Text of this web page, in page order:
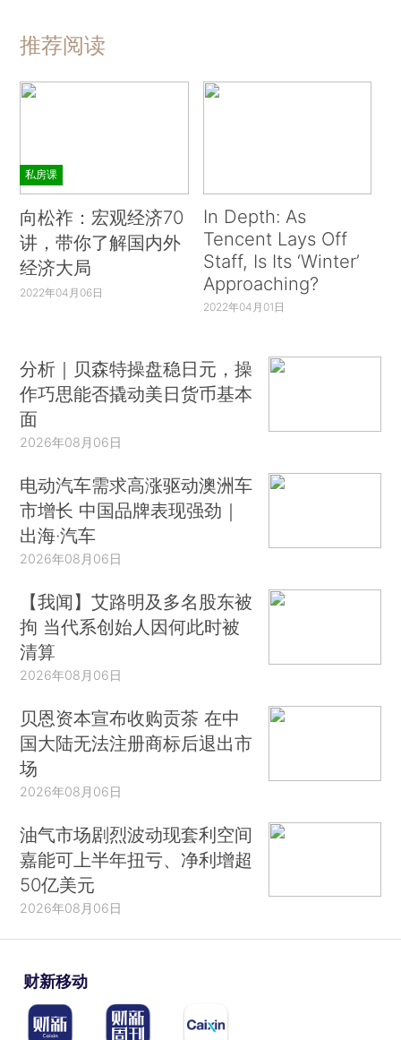
推荐阅读
私房课
向松祚：宏观经济70
讲，带你了解国内外
经济大局
2022年04月06日
In Depth: As
Tencent Lays Off
Staff, Is Its ‘Winter’
Approaching?
2022年04月01日
分析｜贝森特操盘稳日元，操
作巧思能否撬动美日货币基本
面
2026年08月06日
电动汽车需求高涨驱动澳洲车
市增长 中国品牌表现强劲｜
出海·汽车
2026年08月06日
【我闻】艾路明及多名股东被
拘 当代系创始人因何此时被
清算
2026年08月06日
贝恩资本宣布收购贡茶 在中
国大陆无法注册商标后退出市
场
2026年08月06日
油气市场剧烈波动现套利空间
嘉能可上半年扭亏、净利增超
50亿美元
2026年08月06日
财新移动